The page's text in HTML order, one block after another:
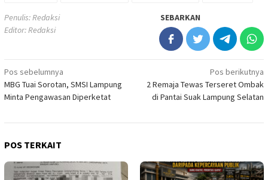
Penulis: Redaksi
Editor: Redaksi
SEBARKAN
Navigasi
pos
Pos sebelumnya
MBG Tuai Sorotan, SMSI Lampung
Minta Pengawasan Diperketat
Pos berikutnya
2 Remaja Tewas Terseret Ombak
di Pantai Suak Lampung Selatan
POS TERKAIT